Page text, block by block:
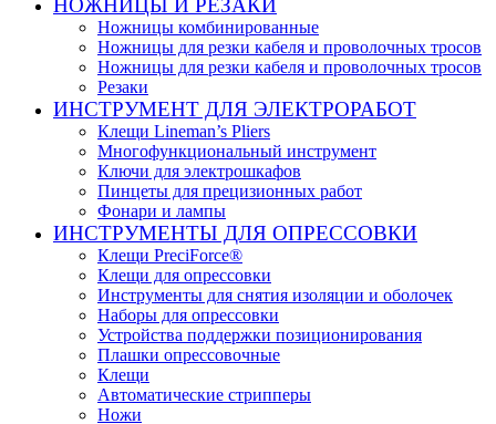
НОЖНИЦЫ И РЕЗАКИ
Ножницы комбинированные
Ножницы для резки кабеля и проволочных тросов
Ножницы для резки кабеля и проволочных тросов
Резаки
ИНСТРУМЕНТ ДЛЯ ЭЛЕКТРОРАБОТ
Клещи Lineman’s Pliers
Многофункциональный инструмент
Ключи для электрошкафов
Пинцеты для прецизионных работ
Фонари и лампы
ИНСТРУМЕНТЫ ДЛЯ ОПРЕССОВКИ
Клещи PreciForce®
Клещи для опрессовки
Инструменты для снятия изоляции и оболочек
Наборы для опрессовки
Устройства поддержки позиционирования
Плашки опрессовочные
Клещи
Автоматические стрипперы
Ножи